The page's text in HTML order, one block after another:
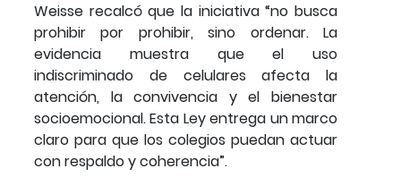
Weisse recalcó que la iniciativa “no busca
prohibir por prohibir, sino ordenar. La
evidencia muestra que el uso
indiscriminado de celulares afecta la
atención, la convivencia y el bienestar
socioemocional. Esta Ley entrega un marco
claro para que los colegios puedan actuar
con respaldo y coherencia”.